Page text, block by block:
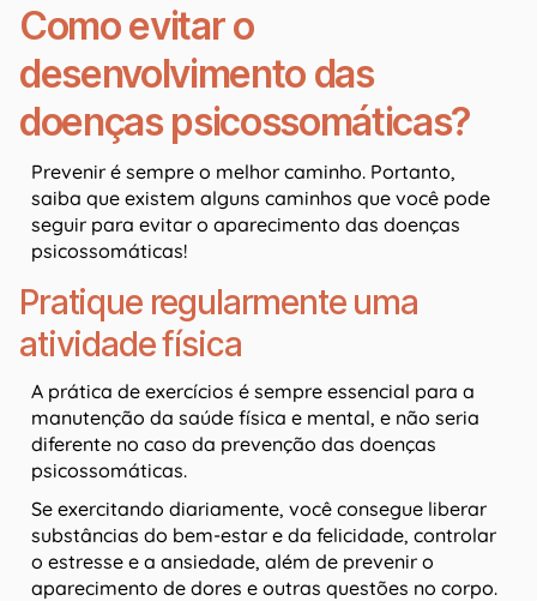
Como evitar o
desenvolvimento das
doenças psicossomáticas?
Prevenir é sempre o melhor caminho. Portanto,
saiba que existem alguns caminhos que você pode
seguir para evitar o aparecimento das doenças
psicossomáticas!
Pratique regularmente uma
atividade física
A prática de exercícios é sempre essencial para a
manutenção da saúde física e mental, e não seria
diferente no caso da prevenção das doenças
psicossomáticas.
Se exercitando diariamente, você consegue liberar
substâncias do bem-estar e da felicidade, controlar
o estresse e a ansiedade, além de prevenir o
aparecimento de dores e outras questões no corpo.